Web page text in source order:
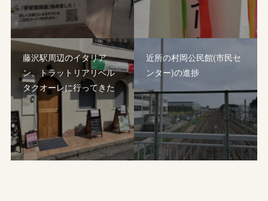
藤沢駅周辺のイタリア
ン、トラットリアリベル
タクオーレに行ってきた
近所の村岡公民館(市民セ
ンター)の進捗